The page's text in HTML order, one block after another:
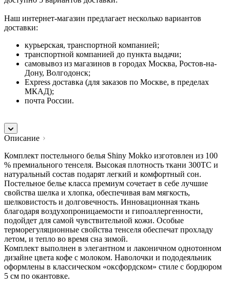
Наш интернет-магазин предлагает несколько вариантов
доставки:
курьерская, транспортной компанией;
транспортной компанией до пункта выдачи;
самовывоз из магазинов в городах Москва, Ростов-на-
Дону, Волгодонск;
Express доставка (для заказов по Москве, в пределах
МКАД);
почта России.
Описание
Комплект постельного белья Shiny Mokko изготовлен из 100
% премиального тенселя. Высокая плотность ткани 300TC и
натуральный состав подарят легкий и комфортный сон.
Постельное белье класса премиум сочетает в себе лучшие
свойства шелка и хлопка, обеспечивая вам мягкость,
шелковистость и долговечность. Инновационная ткань
благодаря воздухопроницаемости и гипоаллергенности,
подойдет для самой чувствительной кожи. Особые
терморегуляционные свойства тенселя обеспечат прохладу
летом, и тепло во время сна зимой.
Комплект выполнен в элегантном и лаконичном однотонном
дизайне цвета кофе с молоком. Наволочки и пододеяльник
оформлены в классическом «оксфордском» стиле с бордюром
5 см по окантовке.